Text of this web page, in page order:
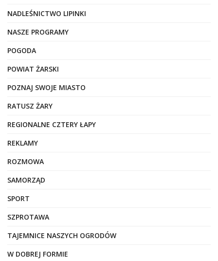
NADLEŚNICTWO LIPINKI
NASZE PROGRAMY
POGODA
POWIAT ŻARSKI
POZNAJ SWOJE MIASTO
RATUSZ ŻARY
REGIONALNE CZTERY ŁAPY
REKLAMY
ROZMOWA
SAMORZĄD
SPORT
SZPROTAWA
TAJEMNICE NASZYCH OGRODÓW
W DOBREJ FORMIE